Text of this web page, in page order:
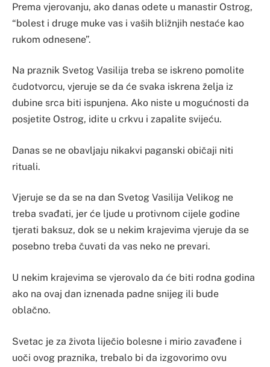
Prema vjerovanju, ako danas odete u manastir Ostrog,
“bolest i druge muke vas i vaših bližnjih nestaće kao
rukom odnesene”.
Na praznik Svetog Vasilija treba se iskreno pomolite
čudotvorcu, vjeruje se da će svaka iskrena želja iz
dubine srca biti ispunjena. Ako niste u mogućnosti da
posjetite Ostrog, idite u crkvu i zapalite svijeću.
Danas se ne obavljaju nikakvi paganski običaji niti
rituali.
Vjeruje se da se na dan Svetog Vasilija Velikog ne
treba svađati, jer će ljude u protivnom cijele godine
tjerati baksuz, dok se u nekim krajevima vjeruje da se
posebno treba čuvati da vas neko ne prevari.
U nekim krajevima se vjerovalo da će biti rodna godina
ako na ovaj dan iznenada padne snijeg ili bude
oblačno.
Svetac je za života liječio bolesne i mirio zavađene i
uoči ovog praznika, trebalo bi da izgovorimo ovu